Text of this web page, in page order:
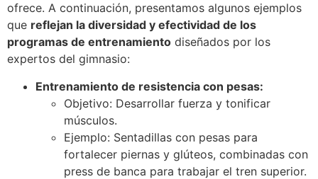
ofrece. A continuación, presentamos algunos ejemplos
que reflejan la diversidad y efectividad de los
programas de entrenamiento diseñados por los
expertos del gimnasio:
Entrenamiento de resistencia con pesas:
Objetivo: Desarrollar fuerza y tonificar
músculos.
Ejemplo: Sentadillas con pesas para
fortalecer piernas y glúteos, combinadas con
press de banca para trabajar el tren superior.